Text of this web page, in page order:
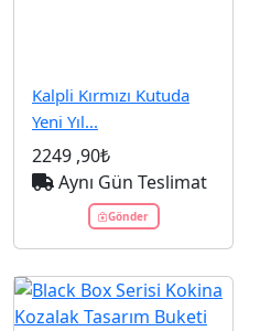
Kalpli Kırmızı Kutuda
Yeni Yıl...
2249 ,90₺
Aynı Gün Teslimat
Gönder